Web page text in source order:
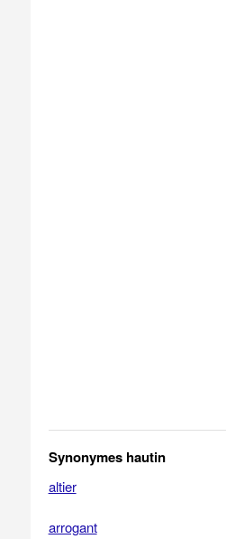
Synonymes hautin
altier
arrogant